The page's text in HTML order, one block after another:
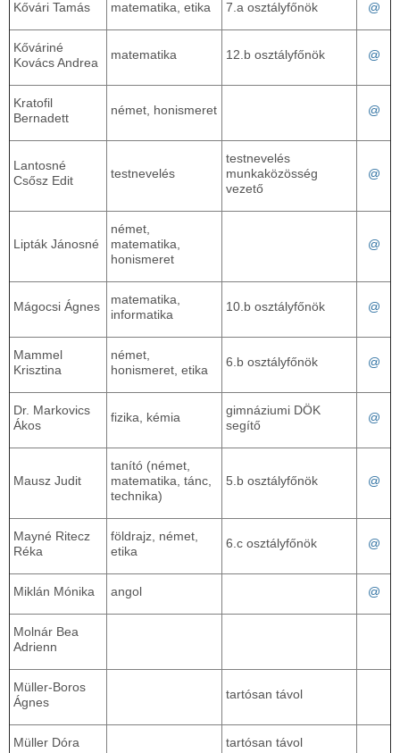
Kővári Tamás matematika, etika 7.a osztályfőnök @
Kőváriné
Kovács Andrea
matematika 12.b osztályfőnök @
Kratofil
Bernadett
német, honismeret @
Lantosné
Csősz Edit
testnevelés
testnevelés
munkaközösség
vezető
@
Lipták Jánosné
német,
matematika,
honismeret
@
Mágocsi Ágnes
matematika,
informatika
10.b osztályfőnök @
Mammel
Krisztina
német,
honismeret, etika
6.b osztályfőnök @
Dr. Markovics
Ákos
fizika, kémia
gimnáziumi DÖK
segítő
@
Mausz Judit
tanító (német,
matematika, tánc,
technika)
5.b osztályfőnök @
Mayné Ritecz
Réka
földrajz, német,
etika
6.c osztályfőnök @
Miklán Mónika angol @
Molnár Bea
Adrienn
Müller-Boros
Ágnes
tartósan távol
Müller Dóra tartósan távol